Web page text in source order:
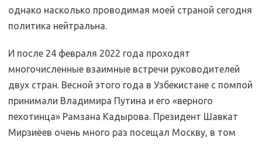
однако насколько проводимая моей страной сегодня
политика нейтральна.
И после 24 февраля 2022 года проходят
многочисленные взаимные встречи руководителей
двух стран. Весной этого года в Узбекистане с помпой
принимали Владимира Путина и его «верного
пехотинца» Рамзана Кадырова. Президент Шавкат
Мирзиёев очень много раз посещал Москву, в том